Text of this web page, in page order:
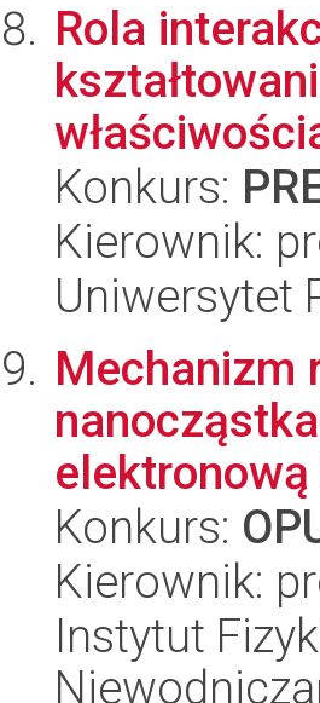
Rola
Konkurs:
Kierownik:
Uniwersytet
Mechanizm
Konkurs:
Kierownik:
Instytut